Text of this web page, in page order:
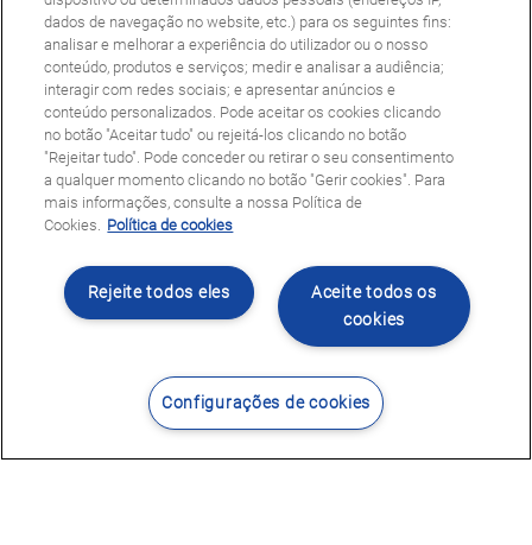
Contacte-nos Encontrar Centro
dados de navegação no website, etc.) para os seguintes fins:
analisar e melhorar a experiência do utilizador ou o nosso
conteúdo, produtos e serviços; medir e analisar a audiência;
interagir com redes sociais; e apresentar anúncios e
conteúdo personalizados. Pode aceitar os cookies clicando
no botão "Aceitar tudo" ou rejeitá-los clicando no botão
"Rejeitar tudo". Pode conceder ou retirar o seu consentimento
a qualquer momento clicando no botão "Gerir cookies". Para
mais informações, consulte a nossa Política de
Cookies. Política de cookies
Aceite todos os
cookies
Rejeite todos eles
Configurações de cookies